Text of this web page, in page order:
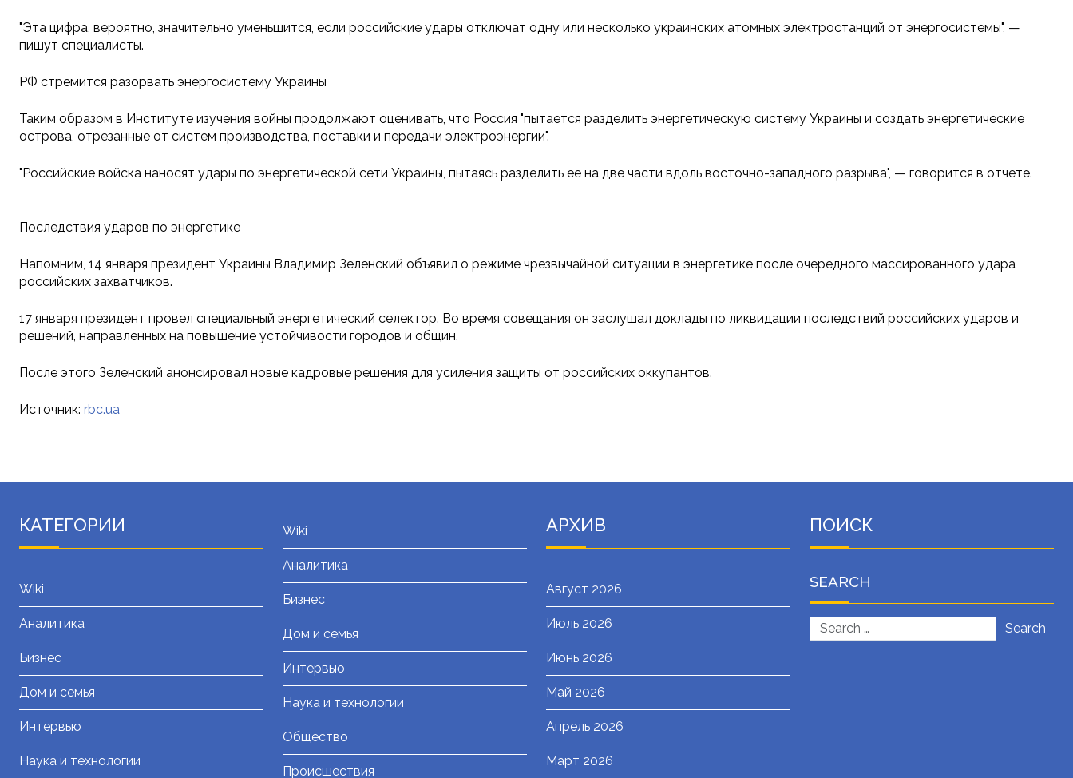
"Эта цифра, вероятно, значительно уменьшится, если российские удары отключат одну или несколько украинских атомных электростанций от энергосистемы", —
пишут специалисты.
РФ стремится разорвать энергосистему Украины
Таким образом в Институте изучения войны продолжают оценивать, что Россия "пытается разделить энергетическую систему Украины и создать энергетические
острова, отрезанные от систем производства, поставки и передачи электроэнергии".
"Российские войска наносят удары по энергетической сети Украины, пытаясь разделить ее на две части вдоль восточно-западного разрыва", — говорится в отчете.
Последствия ударов по энергетике
Напомним, 14 января президент Украины Владимир Зеленский объявил о режиме чрезвычайной ситуации в энергетике после очередного массированного удара
российских захватчиков.
17 января президент провел специальный энергетический селектор. Во время совещания он заслушал доклады по ликвидации последствий российских ударов и
решений, направленных на повышение устойчивости городов и общин.
После этого Зеленский анонсировал новые кадровые решения для усиления защиты от российских оккупантов.
Источник: rbc.ua
КАТЕГОРИИ
Wiki
Аналитика
Бизнес
Дом и семья
Интервью
Наука и технологии
Wiki
Аналитика
Бизнес
Дом и семья
Интервью
Наука и технологии
Общество
Происшествия
АРХИВ
Август 2026
Июль 2026
Июнь 2026
Май 2026
Апрель 2026
Март 2026
ПОИСК
SEARCH
Search